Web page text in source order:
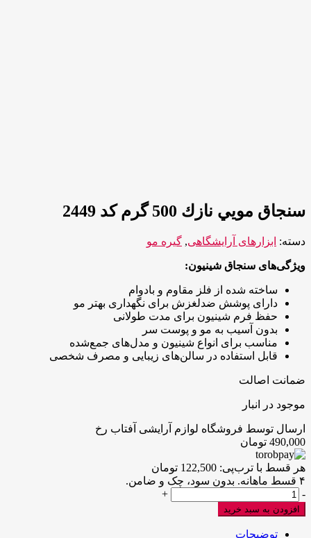
سنجاق مويي نازك 500 گرم كد 2449
دسته: ابزارهای آرایشگاهی, گیره مو
ویژگی‌های سنجاق شینیون:
ساخته شده از فلز مقاوم و بادوام
دارای پوشش ضدلغزش برای نگهداری بهتر مو
حفظ فرم شینیون برای مدت طولانی
بدون آسیب به مو و پوست سر
مناسب برای انواع شینیون و مدل‌های جمع‌شده
قابل استفاده در سالن‌های زیبایی و مصرف شخصی
ضمانت اصالت
موجود در انبار
ارسال توسط فروشگاه لوازم آرایشی آفتاب رخ
490,000 تومان
هر قسط با ترب‌پی: 122,500 تومان
۴ قسط ماهانه. بدون سود، چک و ضامن.
سنجاق
مويي
نازك
-
+
افزودن به سبد خرید
توضیحات